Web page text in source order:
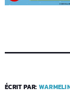
ÉCRIT PAR: